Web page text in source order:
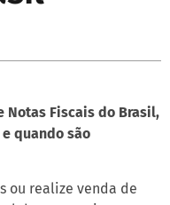
Fiscais do Brasil,
quando são
ou realize venda de